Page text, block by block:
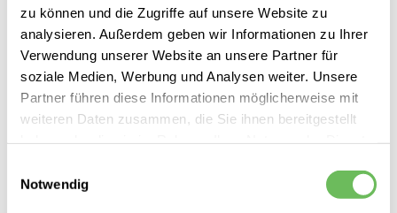
zu können und die Zugriffe auf unsere Website zu
analysieren. Außerdem geben wir Informationen zu Ihrer
Verwendung unserer Website an unsere Partner für
soziale Medien, Werbung und Analysen weiter. Unsere
Partner führen diese Informationen möglicherweise mit
weiteren Daten zusammen, die Sie ihnen bereitgestellt
Notwendig